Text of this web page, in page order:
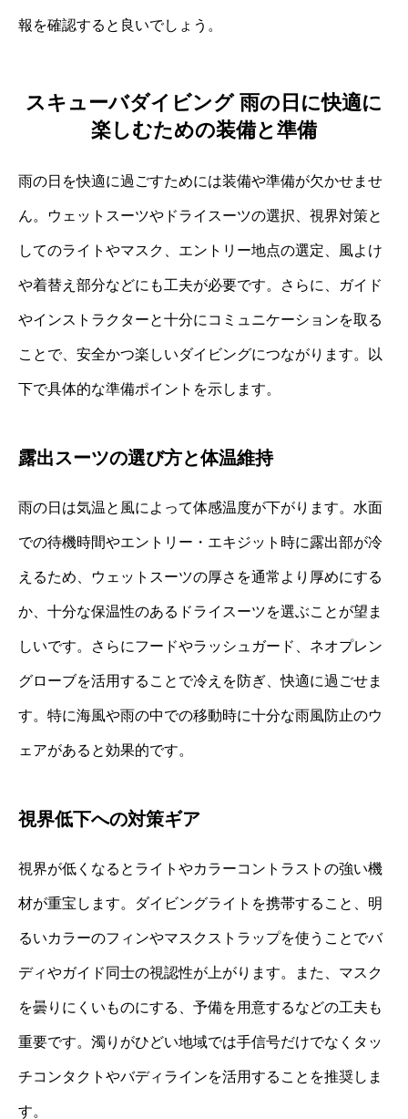
報を確認すると良いでしょう。
スキューバダイビング 雨の日に快適に
楽しむための装備と準備
雨の日を快適に過ごすためには装備や準備が欠かせませ
ん。ウェットスーツやドライスーツの選択、視界対策と
してのライトやマスク、エントリー地点の選定、風よけ
や着替え部分などにも工夫が必要です。さらに、ガイド
やインストラクターと十分にコミュニケーションを取る
ことで、安全かつ楽しいダイビングにつながります。以
下で具体的な準備ポイントを示します。
露出スーツの選び方と体温維持
雨の日は気温と風によって体感温度が下がります。水面
での待機時間やエントリー・エキジット時に露出部が冷
えるため、ウェットスーツの厚さを通常より厚めにする
か、十分な保温性のあるドライスーツを選ぶことが望ま
しいです。さらにフードやラッシュガード、ネオプレン
グローブを活用することで冷えを防ぎ、快適に過ごせま
す。特に海風や雨の中での移動時に十分な雨風防止のウ
ェアがあると効果的です。
視界低下への対策ギア
視界が低くなるとライトやカラーコントラストの強い機
材が重宝します。ダイビングライトを携帯すること、明
るいカラーのフィンやマスクストラップを使うことでバ
ディやガイド同士の視認性が上がります。また、マスク
を曇りにくいものにする、予備を用意するなどの工夫も
重要です。濁りがひどい地域では手信号だけでなくタッ
チコンタクトやバディラインを活用することを推奨しま
す。